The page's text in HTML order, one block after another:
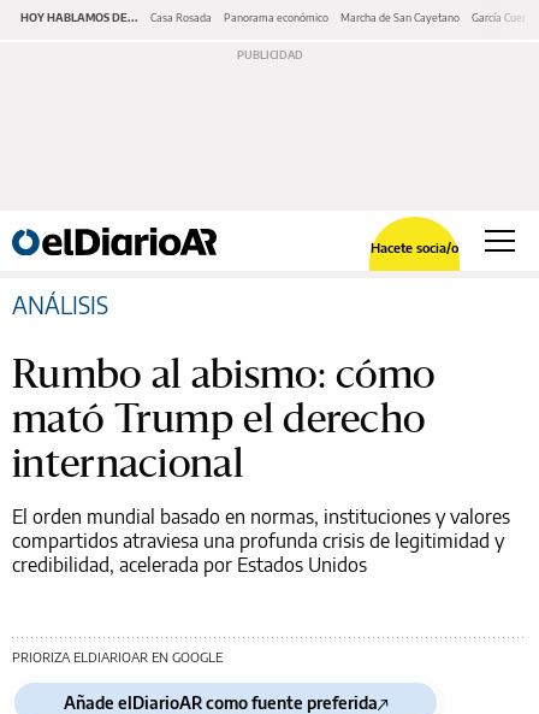
HOY HABLAMOS DE... Casa Rosada Panorama económico Marcha de San Cayetano García Cuerva
Hacete socia/o
ANÁLISIS
Rumbo al abismo: cómo
mató Trump el derecho
internacional
El orden mundial basado en normas, instituciones y valores
compartidos atraviesa una profunda crisis de legitimidad y
credibilidad, acelerada por Estados Unidos
PRIORIZA ELDIARIOAR EN GOOGLE
Añade elDiarioAR como fuente preferida